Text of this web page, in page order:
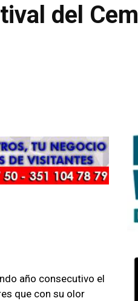
del
año consecutivo el
que con su olor